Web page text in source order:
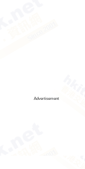
Advertisement